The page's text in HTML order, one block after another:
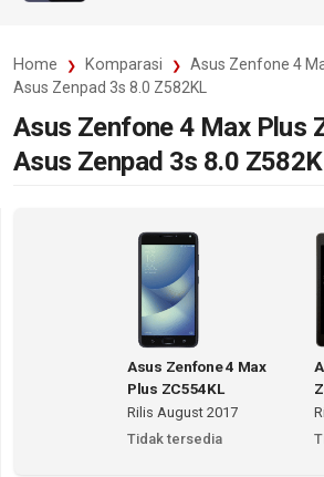
Home Komparasi
Asus Zenfone 4
Asus Zenpad 3s 8.0 Z582KL
Asus Zenfone 4 Max Plus
Asus Zenpad 3s 8.0
Asus Zenfone 4 Max
Plus ZC554KL
Rilis August 2017
Tidak tersedia